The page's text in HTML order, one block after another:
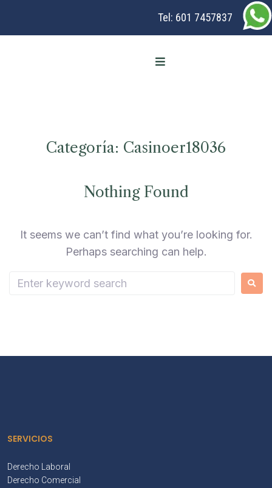
Tel: 601 7457837
Categoría: Casinoer18036
Nothing Found
It seems we can’t find what you’re looking for.
Perhaps searching can help.
SERVICIOS
Derecho Laboral
Derecho Comercial